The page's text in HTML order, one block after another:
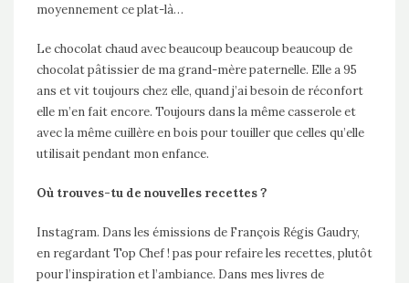
moyennement ce plat-là…
Le chocolat chaud avec beaucoup beaucoup beaucoup de
chocolat pâtissier de ma grand-mère paternelle. Elle a 95
ans et vit toujours chez elle, quand j’ai besoin de réconfort
elle m’en fait encore. Toujours dans la même casserole et
avec la même cuillère en bois pour touiller que celles qu’elle
utilisait pendant mon enfance.
Où trouves-tu de nouvelles recettes ?
Instagram. Dans les émissions de François Régis Gaudry,
en regardant Top Chef ! pas pour refaire les recettes, plutôt
pour l’inspiration et l’ambiance. Dans mes livres de